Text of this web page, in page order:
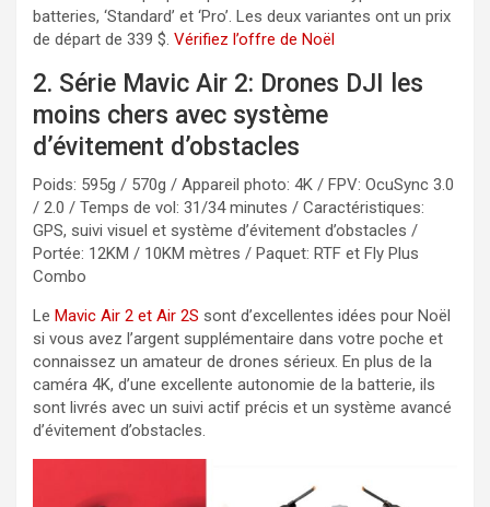
batteries, ‘Standard’ et ‘Pro’. Les deux variantes ont un prix
de départ de 339 $. Vérifiez l’offre de Noël
2. Série Mavic Air 2: Drones DJI les
moins chers avec système
d’évitement d’obstacles
Poids: 595g / 570g / Appareil photo: 4K / FPV: OcuSync 3.0
/ 2.0 / Temps de vol: 31/34 minutes / Caractéristiques:
GPS, suivi visuel et système d’évitement d’obstacles /
Portée: 12KM / 10KM mètres / Paquet: RTF et Fly Plus
Combo
Le Mavic Air 2 et Air 2S sont d’excellentes idées pour Noël
si vous avez l’argent supplémentaire dans votre poche et
connaissez un amateur de drones sérieux. En plus de la
caméra 4K, d’une excellente autonomie de la batterie, ils
sont livrés avec un suivi actif précis et un système avancé
d’évitement d’obstacles.